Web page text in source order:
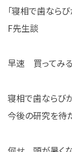
「寝相で歯ならび
F先生談
早速 買ってみる
寝相で歯ならび
今後の研究を待